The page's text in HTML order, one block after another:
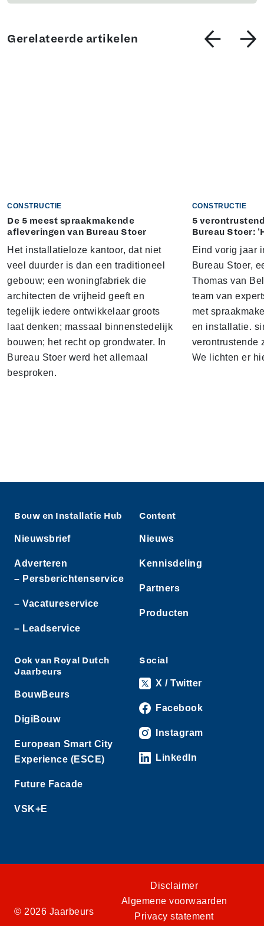
Gerelateerde artikelen
CONSTRUCTIE
De 5 meest spraakmakende
afleveringen van Bureau Stoer
Het installatieloze kantoor, dat niet
veel duurder is dan een traditioneel
gebouw; een woningfabriek die
architecten de vrijheid geeft en
tegelijk iedere ontwikkelaar groots
laat denken; massaal binnenstedelijk
bouwen; het recht op grondwater. In
Bureau Stoer werd het allemaal
besproken.
CONSTRUCTIE
5
Bureau Stoer:
Eind vorig jaar
Bureau Stoer,
Thomas van
team van
met
en installatie.
verontrustende
We lichten er
Bouw en Installatie Hub
Nieuwsbrief
Adverteren
– Persberichtenservice
– Vacatureservice
– Leadservice
Content
Nieuws
Kennisdeling
Partners
Producten
Ook van Royal Dutch
Jaarbeurs
BouwBeurs
DigiBouw
European Smart City
Experience (ESCE)
Future Facade
VSK+E
Social
X / Twitter
Facebook
Instagram
LinkedIn
© 2026 Jaarbeurs
Disclaimer
Algemene voorwaarden
Privacy statement